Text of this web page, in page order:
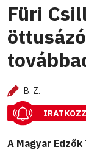
Füri
B. Z.
A Magyar